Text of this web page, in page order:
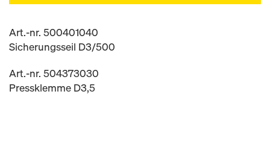
Art.-nr. 500401040
Sicherungsseil D3/500
Art.-nr. 504373030
Pressklemme D3,5